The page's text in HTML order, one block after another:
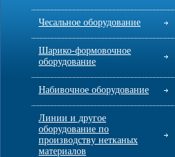
Чесальное оборудование
Шарико-формовочное
оборудование
Набивочное оборудование
Линии и другое
оборудование по
производству нетканых
материалов